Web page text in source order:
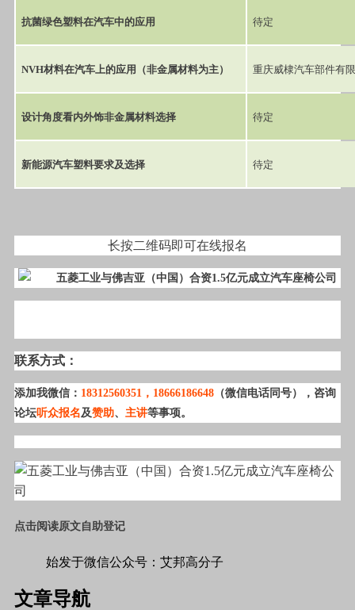
抗菌绿色塑料在汽车中的应用 待定
NVH材料在汽车上的应用（非金属材料为主） 重庆威棣汽车部件有
设计角度看内外饰非金属材料选择 待定
新能源汽车塑料要求及选择 待定
长按二维码即可在线报名
联系方式：
添加我微信： 18312560351 ，18666186648 （微信电话同号），咨询
论坛听众报名及赞助、 主讲等事项。
点击阅读原文自助登记
始发于微信公众号：艾邦高分子
文章导航